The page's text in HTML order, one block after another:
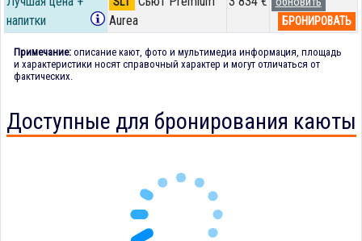
напитки
Aurea
БРОНИРОВАТЬ
Примечание: описание кают, фото и мультимедиа информация, площадь
и характеристики носят справочный характер и могут отличаться от
фактических.
Доступные для бронирования каюты